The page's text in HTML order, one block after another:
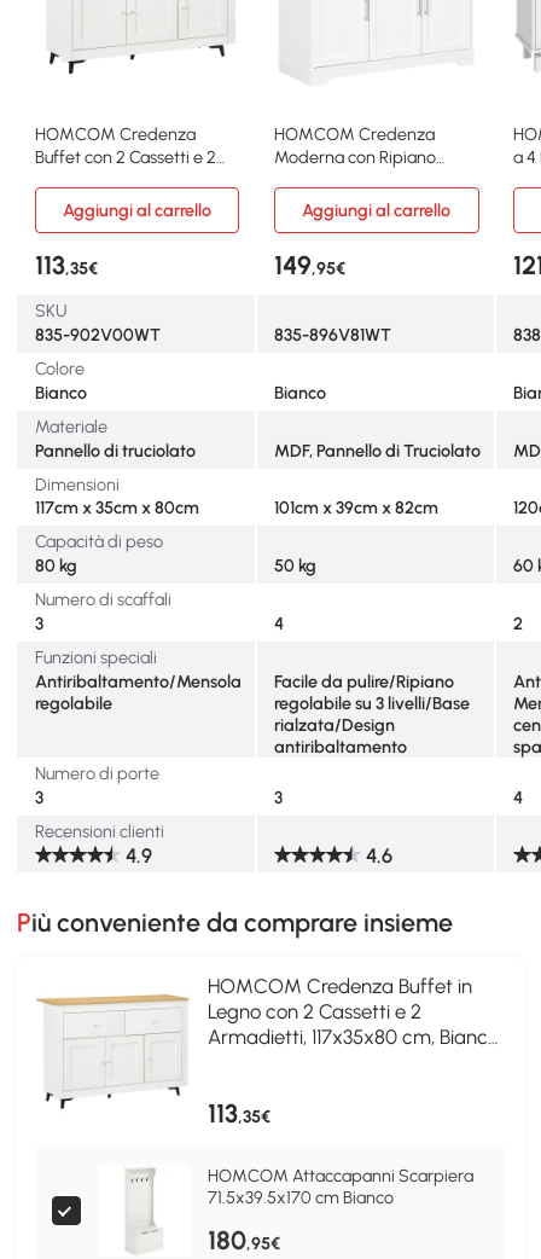
HOMCOM Credenza
Buffet con 2 Cassetti e 2
HOMCOM Credenza
Moderna con Ripiano
Ante
a 4
Aggiungi al carrello
Aggiungi al carrello
113,35€ 149,95€
SKU
835-902V00WT
835-896V81WT
Colore
Bianco
Bianco
Materiale
Pannello di truciolato
MDF, Pannello di Truciolato
Dimensioni
117cm x 35cm x 80cm
101cm x 39cm x 82cm
Capacità di peso
80 kg
50 kg
60
Numero di scaffali
3
4
2
Funzioni speciali
Antiribaltamento/Mensola
regolabile
Facile da pulire/Ripiano
regolabile su 3 livelli/Base
rialzata/Design
antiribaltamento
Numero di porte
3
3
4
Recensioni clienti
4.9 4.6
Più conveniente da comprare insieme
HOMCOM Credenza Buffet in
Legno con 2 Cassetti e 2
Armadietti, 117x35x80 cm, Bianco
113,35€
HOMCOM Attaccapanni Scarpiera
71.5x39.5x170 cm Bianco
180,95€